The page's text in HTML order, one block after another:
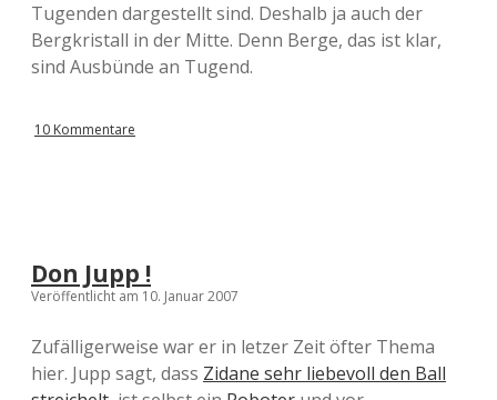
Tugenden dargestellt sind. Deshalb ja auch der
Bergkristall in der Mitte. Denn Berge, das ist klar,
sind Ausbünde an Tugend.
10 Kommentare
Don Jupp !
Veröffentlicht am 10. Januar 2007
Zufälligerweise war er in letzer Zeit öfter Thema
hier. Jupp sagt, dass Zidane sehr liebevoll den Ball